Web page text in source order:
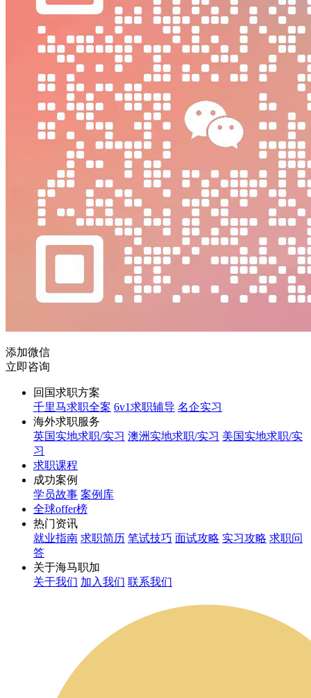
添加微信
立即咨询
回国求职方案
千里马求职全案 6v1求职辅导 名企实习
海外求职服务
英国实地求职/实习 澳洲实地求职/实习 美国实地求职/实
习
求职课程
成功案例
学员故事 案例库
全球offer榜
热门资讯
就业指南 求职简历 笔试技巧 面试攻略 实习攻略 求职问
答
关于海马职加
关于我们 加入我们 联系我们